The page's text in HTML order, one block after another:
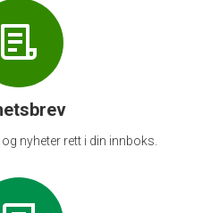
nyheter rett i din innboks.